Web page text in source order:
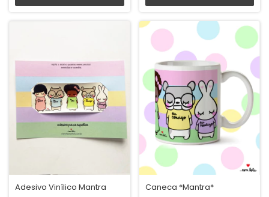
Adesivo Vinílico Mantra Caneca *Mantra*